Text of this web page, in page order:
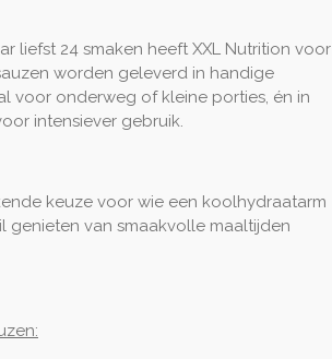
liefst 24 smaken heeft XXL Nutrition voor
worden geleverd in handige
voor onderweg of kleine porties, én in
intensiever gebruik.
keuze voor wie een koolhydraatarm
van smaakvolle maaltijden